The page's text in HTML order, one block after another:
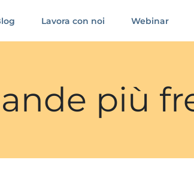
Lavora con noi Webinar
più